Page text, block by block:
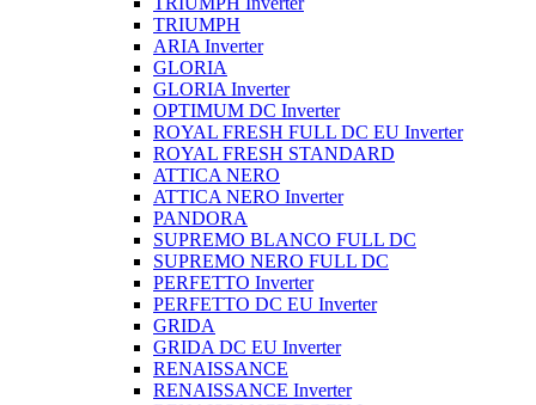
TRIUMPH
ARIA Inverter
GLORIA
GLORIA Inverter
OPTIMUM DC Inverter
ROYAL FRESH FULL DC EU Inverter
ROYAL FRESH STANDARD
ATTICA NERO
ATTICA NERO Inverter
PANDORA
SUPREMO BLANCO FULL DC
SUPREMO NERO FULL DC
PERFETTO Inverter
PERFETTO DC EU Inverter
GRIDA
GRIDA DC EU Inverter
RENAISSANCE
RENAISSANCE Inverter